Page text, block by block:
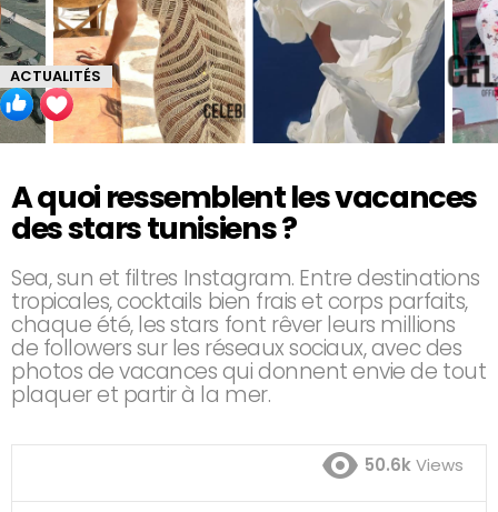
ACTUALITÉS
A quoi ressemblent les vacances
des stars tunisiens ?
Sea, sun et filtres Instagram. Entre destinations
tropicales, cocktails bien frais et corps parfaits,
chaque été, les stars font rêver leurs millions
de followers sur les réseaux sociaux, avec des
photos de vacances qui donnent envie de tout
plaquer et partir à la mer.
50.6kViews